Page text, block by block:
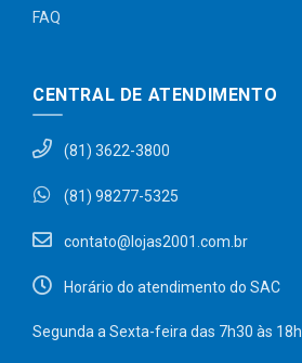
FAQ
CENTRAL DE ATENDIMENTO
(81) 3622-3800
(81) 98277-5325
contato@lojas2001.com.br
Horário do atendimento do SAC
Segunda a Sexta-feira das 7h30 às 18h